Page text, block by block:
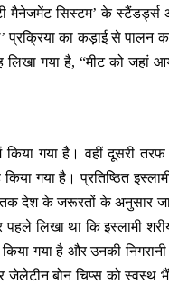
सिस्टम’ के स्टैंडर्ड्स
प्रक्रिया का कड़ाई से पालन
गया है, “मीट को जहां
गया है। वहीं दूसरी
गया है। प्रतिष्ठित
देश के जरूरतों के अनुसार
लिखा था कि इस्लामी
गया है और उनकी
जेलेटीन बोन चिप्स को